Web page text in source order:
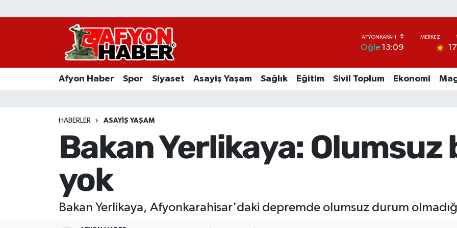
Öğle 13:09 17
Afyon Haber Spor Siyaset Asayiş Yaşam Sağlık Eğitim Sivil Toplum Ekonomi
HABERLER ASAYIŞ YAŞAM
Bakan Yerlikaya:
yok
Bakan Yerlikaya, Afyonkarahisar'daki depremde olumsuz durum
Afyon Haber
Asayiş Yaşam
Sivil Toplum